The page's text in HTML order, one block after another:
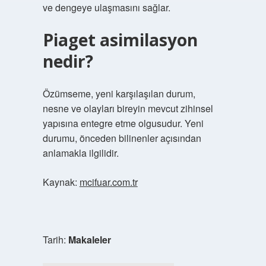
ve dengeye ulaşmasını sağlar.
Piaget asimilasyon
nedir?
Özümseme, yeni karşılaşılan durum,
nesne ve olayları bireyin mevcut zihinsel
yapısına entegre etme olgusudur. Yeni
durumu, önceden bilinenler açısından
anlamakla ilgilidir.
Kaynak: mcifuar.com.tr
Tarih: Makaleler